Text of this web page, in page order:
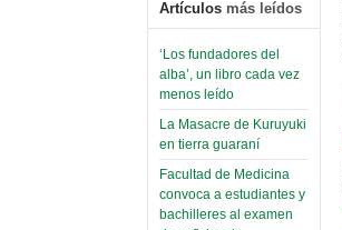
Artículos más leídos
‘Los fundadores del
alba’, un libro cada vez
menos leído
La Masacre de Kuruyuki
en tierra guaraní
Facultad de Medicina
convoca a estudiantes y
bachilleres al examen